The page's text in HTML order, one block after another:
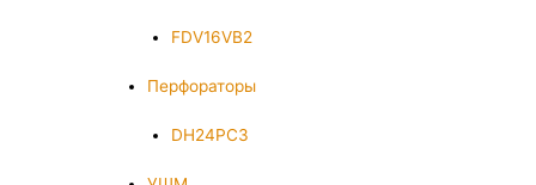
FDV16VB2
Перфораторы
DH24PC3